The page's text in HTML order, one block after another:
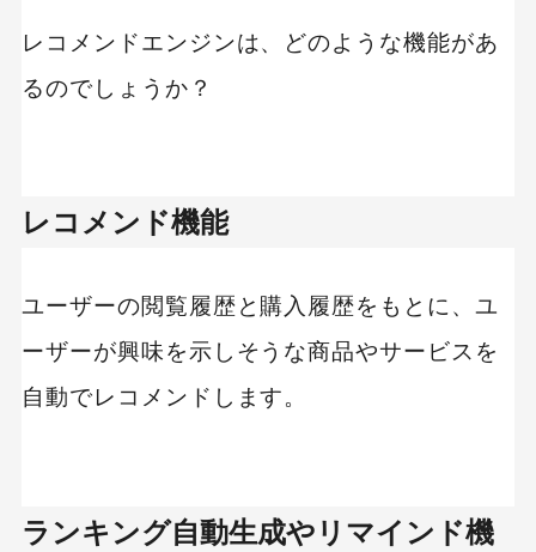
レコメンドエンジンは、どのような機能があ
るのでしょうか？
レコメンド機能
ユーザーの閲覧履歴と購入履歴をもとに、ユ
ーザーが興味を示しそうな商品やサービスを
自動でレコメンドします。
ランキング自動生成やリマインド機